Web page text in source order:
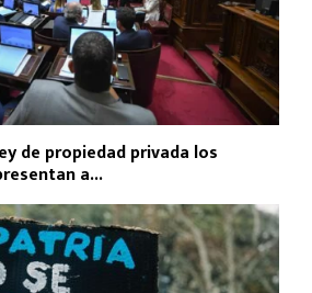
de propiedad privada los
a...